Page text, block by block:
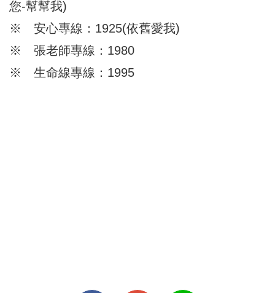
您-幫幫我)
※ 安心專線：1925(依舊愛我)
※ 張老師專線：1980
※ 生命線專線：1995